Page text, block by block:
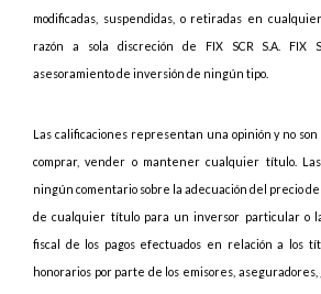
modificadas, suspendidas, o retiradas en
razón a sola discreción de FIX SCR S.A. FIX
asesoramiento de inversión de ningún tipo.
Las calificaciones representan una opinión y no
comprar, vender o mantener cualquier título.
ningún comentario sobre la adecuación del precio
de cualquier título para un inversor particular o
fiscal de los pagos efectuados en relación a los
honorarios por parte de los emisores,